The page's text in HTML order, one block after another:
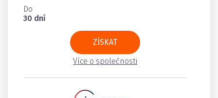
Do
30 dní
ZÍSKAT
Více o společnosti